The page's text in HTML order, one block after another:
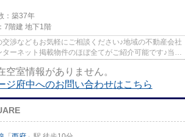
：築37年
7階建 地下1階
渉などもお気軽にご相談ください♪地域の不動産会社
ーネット掲載物件のほぼ全てがご紹介可能です♪当店
空室情報がありません。
ジ府中へのお問い合わせはこちら